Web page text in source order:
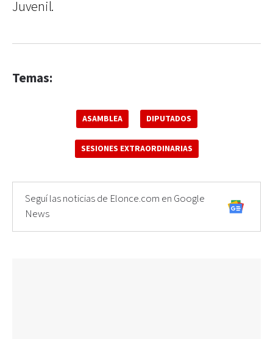
Juvenil.
Temas:
ASAMBLEA DIPUTADOS
SESIONES EXTRAORDINARIAS
Seguí las noticias de Elonce.com en Google
News